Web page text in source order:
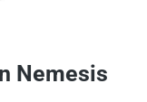
Nemesis